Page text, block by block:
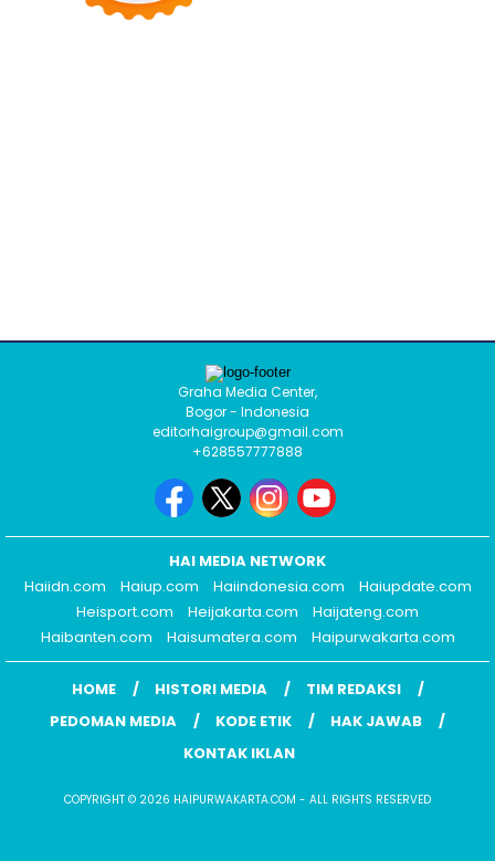
Graha Media Center,
Bogor - Indonesia
editorhaigroup@gmail.com
+628557777888
HAI MEDIA NETWORK
Haiidn.com
Haiup.com Haiindonesia.com
Haiupdate.com
Heisport.com
Heijakarta.com
Haijateng.com
Haibanten.com
Haisumatera.com Haipurwakarta.com
HOME HISTORI MEDIA
TIM REDAKSI
PEDOMAN MEDIA
KODE ETIK
HAK JAWAB
KONTAK IKLAN
COPYRIGHT © 2026 HAIPURWAKARTA.COM - ALL RIGHTS RESERVED